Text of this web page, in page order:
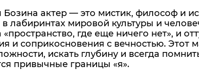
актер — это мистик, философ и
в лабиринтах мировой культуры и
где еще ничего нет», и
и соприкосновения с вечностью.
искать глубину и всегда
привычные границы «я».